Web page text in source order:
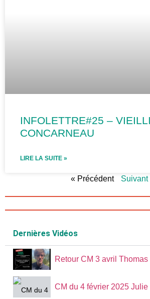
INFOLETTRE#25 –
CONCARNEAU
LIRE LA SUITE »
« Précédent Suivant
Dernières Vidéos
Retour CM 3 avril Thomas
CM du 4 février 2025